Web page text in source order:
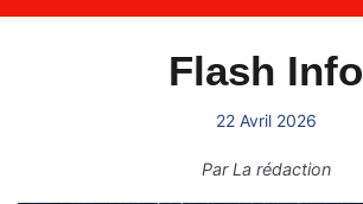
Flash Info
22 Avril 2026
ParLa rédaction